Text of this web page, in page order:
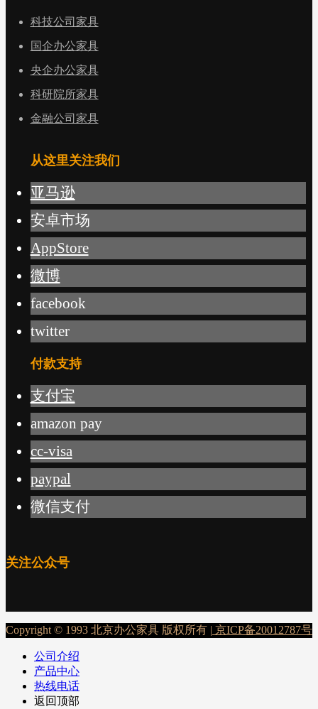
科技公司家具
国企办公家具
央企办公家具
科研院所家具
金融公司家具
从这里关注我们
亚马逊
安卓市场
AppStore
微博
facebook
twitter
付款支持
支付宝
amazon pay
cc-visa
paypal
微信支付
关注公众号
Copyright © 1993 北京办公家具 版权所有 | 京ICP备20012787号
公司介绍
产品中心
热线电话
返回顶部